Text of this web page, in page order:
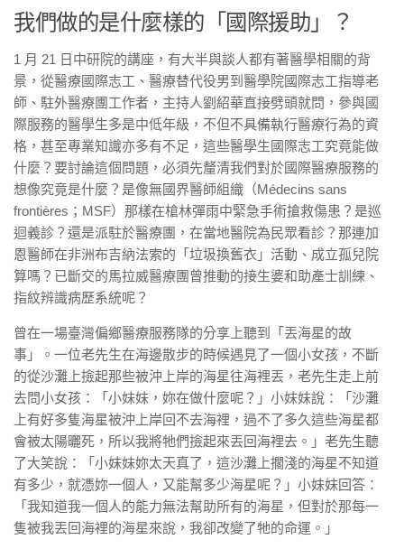
我們做的是什麼樣的「國際援助」？
1 月 21 日中研院的講座，有大半與談人都有著醫學相關的背
景，從醫療國際志工、醫療替代役男到醫學院國際志工指導老
師、駐外醫療團工作者，主持人劉紹華直接劈頭就問，參與國
際服務的醫學生多是中低年級，不但不具備執行醫療行為的資
格，甚至專業知識亦多有不足，這些醫學生國際志工究竟能做
什麼？要討論這個問題，必須先釐清我們對於國際醫療服務的
想像究竟是什麼？是像無國界醫師組織（Médecins sans
frontières；MSF）那樣在槍林彈雨中緊急手術搶救傷患？是巡
迴義診？還是派駐於醫療團，在當地醫院為民眾看診？那連加
恩醫師在非洲布吉納法索的「垃圾換舊衣」活動、成立孤兒院
算嗎？已斷交的馬拉威醫療團曾推動的接生婆和助產士訓練、
指紋辨識病歷系統呢？
曾在一場臺灣偏鄉醫療服務隊的分享上聽到「丟海星的故
事」。一位老先生在海邊散步的時候遇見了一個小女孩，不斷
的從沙灘上撿起那些被沖上岸的海星往海裡丟，老先生走上前
去問小女孩：「小妹妹，妳在做什麼呢？」小妹妹說：「沙灘
上有好多隻海星被沖上岸回不去海裡，過不了多久這些海星都
會被太陽曬死，所以我將牠們撿起來丟回海裡去。」老先生聽
了大笑說：「小妹妹妳太天真了，這沙灘上擱淺的海星不知道
有多少，就憑妳一個人，又能幫多少海星呢？」小妹妹回答：
「我知道我一個人的能力無法幫助所有的海星，但對於那每一
隻被我丟回海裡的海星來說，我卻改變了牠的命運。」